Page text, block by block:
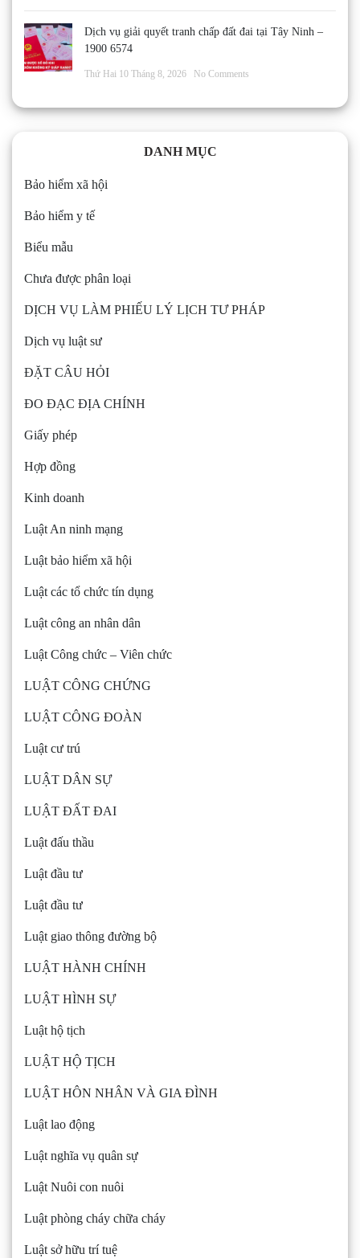
Dịch vụ giải quyết tranh chấp đất đai tại Tây Ninh –
1900 6574
Thứ Hai 10 Tháng 8, 2026 No Comments
DANH MỤC
Bảo hiểm xã hội
Bảo hiểm y tế
Biểu mẫu
Chưa được phân loại
DỊCH VỤ LÀM PHIẾU LÝ LỊCH TƯ PHÁP
Dịch vụ luật sư
ĐẶT CÂU HỎI
ĐO ĐẠC ĐỊA CHÍNH
Giấy phép
Hợp đồng
Kinh doanh
Luật An ninh mạng
Luật bảo hiểm xã hội
Luật các tổ chức tín dụng
Luật công an nhân dân
Luật Công chức – Viên chức
LUẬT CÔNG CHỨNG
LUẬT CÔNG ĐOÀN
Luật cư trú
LUẬT DÂN SỰ
LUẬT ĐẤT ĐAI
Luật đấu thầu
Luật đầu tư
Luật đầu tư
Luật giao thông đường bộ
LUẬT HÀNH CHÍNH
LUẬT HÌNH SỰ
Luật hộ tịch
LUẬT HỘ TỊCH
LUẬT HÔN NHÂN VÀ GIA ĐÌNH
Luật lao động
Luật nghĩa vụ quân sự
Luật Nuôi con nuôi
Luật phòng cháy chữa cháy
Luật sở hữu trí tuệ